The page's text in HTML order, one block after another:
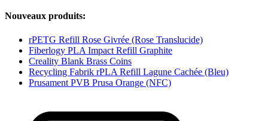
Nouveaux produits:
rPETG Refill Rose Givrée (Rose Translucide)
Fiberlogy PLA Impact Refill Graphite
Creality Blank Brass Coins
Recycling Fabrik rPLA Refill Lagune Cachée (Bleu)
Prusament PVB Prusa Orange (NFC)